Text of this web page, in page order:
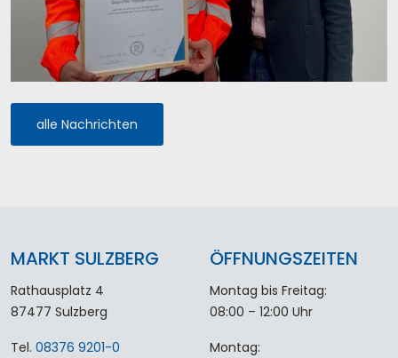
alle Nachrichten
MARKT SULZBERG
Rathausplatz 4
87477 Sulzberg
Tel. 08376 9201-0
ÖFFNUNGSZEITEN
Montag bis Freitag:
08:00 – 12:00 Uhr
Montag: